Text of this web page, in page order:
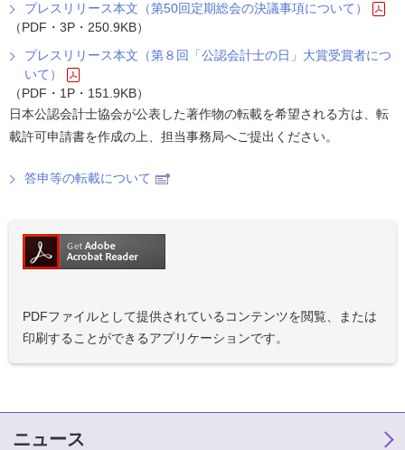
プレスリリース本文（第50回定期総会の決議事項について）
（PDF・3P・250.9KB）
プレスリリース本文（第８回「公認会計士の日」大賞受賞者につ
いて）
（PDF・1P・151.9KB）
日本公認会計士協会が公表した著作物の転載を希望される方は、転
載許可申請書を作成の上、担当事務局へご提出ください。
答申等の転載について
PDFファイルとして提供されているコンテンツを閲覧、または
印刷することができるアプリケーションです。
ニュース